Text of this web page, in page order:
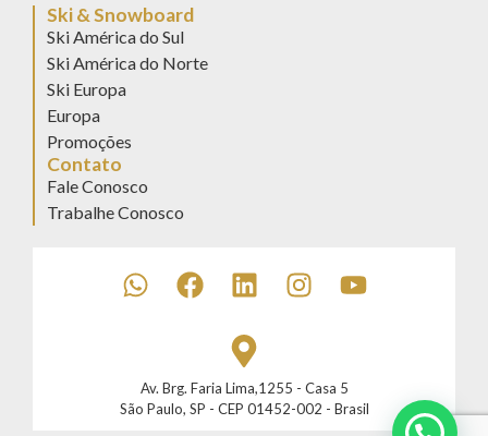
Ski & Snowboard
Ski América do Sul
Ski América do Norte
Ski Europa
Europa
Promoções
Contato
Fale Conosco
Trabalhe Conosco
Av. Brg. Faria Lima,1255 - Casa 5
São Paulo, SP - CEP 01452-002 - Brasil